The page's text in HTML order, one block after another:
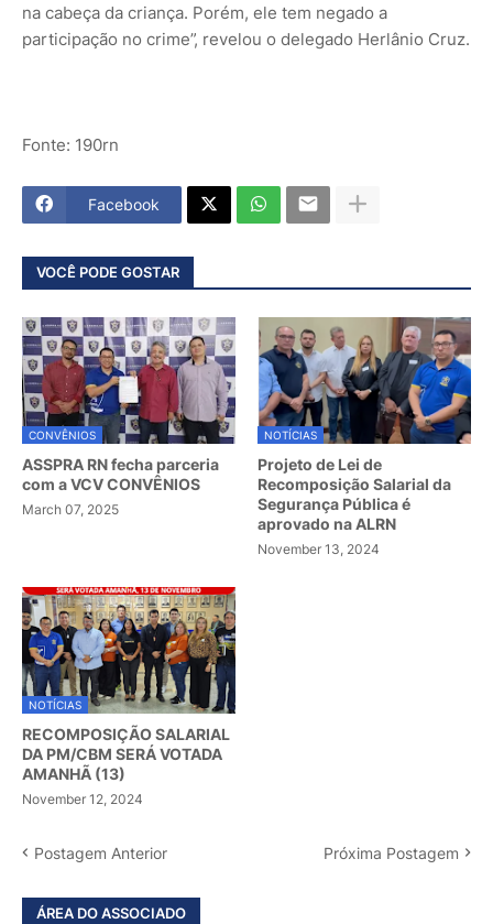
na cabeça da criança. Porém, ele tem negado a
participação no crime”, revelou o delegado Herlânio Cruz.
Fonte: 190rn
Facebook
VOCÊ PODE GOSTAR
CONVÊNIOS
ASSPRA RN fecha parceria
com a VCV CONVÊNIOS
March 07, 2025
NOTÍCIAS
Projeto de Lei de
Recomposição Salarial da
Segurança Pública é
aprovado na ALRN
November 13, 2024
NOTÍCIAS
RECOMPOSIÇÃO SALARIAL
DA PM/CBM SERÁ VOTADA
AMANHÃ (13)
November 12, 2024
Postagem Anterior Próxima Postagem
ÁREA DO ASSOCIADO